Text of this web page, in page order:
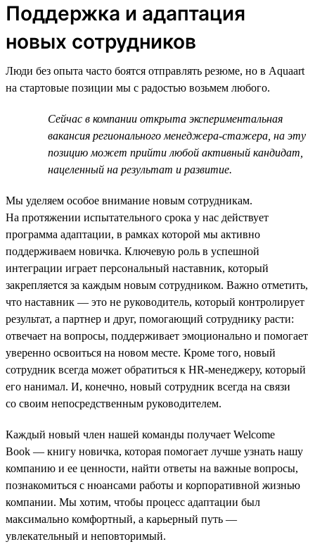
Поддержка и адаптация
новых сотрудников
Люди без опыта часто боятся отправлять резюме, но в Aquaart
на стартовые позиции мы с радостью возьмем любого.
Сейчас в компании открыта экспериментальная
вакансия регионального менеджера-стажера, на эту
позицию может прийти любой активный кандидат,
нацеленный на результат и развитие.
Мы уделяем особое внимание новым сотрудникам.
На протяжении испытательного срока у нас действует
программа адаптации, в рамках которой мы активно
поддерживаем новичка. Ключевую роль в успешной
интеграции играет персональный наставник, который
закрепляется за каждым новым сотрудником. Важно отметить,
что наставник — это не руководитель, который контролирует
результат, а партнер и друг, помогающий сотруднику расти:
отвечает на вопросы, поддерживает эмоционально и помогает
уверенно освоиться на новом месте. Кроме того, новый
сотрудник всегда может обратиться к HR-менеджеру, который
его нанимал. И, конечно, новый сотрудник всегда на связи
со своим непосредственным руководителем.
Каждый новый член нашей команды получает Welcome
Book — книгу новичка, которая помогает лучше узнать нашу
компанию и ее ценности, найти ответы на важные вопросы,
познакомиться с нюансами работы и корпоративной жизнью
компании. Мы хотим, чтобы процесс адаптации был
максимально комфортный, а карьерный путь —
увлекательный и неповторимый.